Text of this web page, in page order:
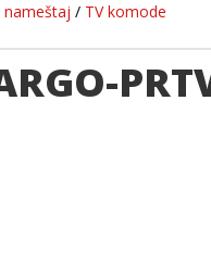
nameštaj / TV komode